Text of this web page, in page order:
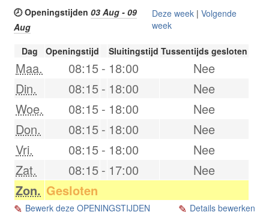
🕗 Openingstijden 03 Aug - 09
Aug
Deze week| Volgende
week
Dag Openingstijd Sluitingstijd Tussentijds gesloten
Maa. 08:15 - 18:00
Nee
Din.
08:15 - 18:00
Nee
Woe.
08:15 - 18:00
Nee
Don.
08:15 - 18:00
Nee
Vri.
08:15 - 18:00
Nee
Zat.
08:15 - 17:00
Nee
Zon. Gesloten
Bewerk deze OPENINGSTIJDEN
Details bewerken